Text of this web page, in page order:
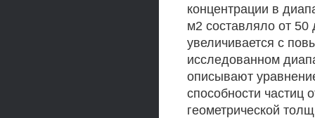
концентрации в
м2 составляло от 50
увеличивается с
исследованном
описывают
способности частиц
геометрической